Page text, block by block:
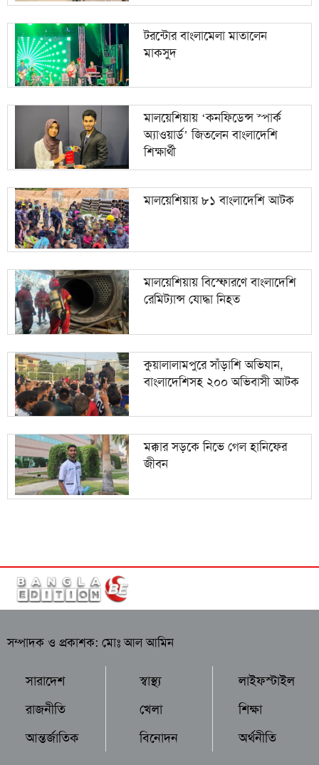
টরন্টোর বাংলামেলা মাতালেন
মাকসুদ
মালয়েশিয়ায় ‘কনফিডেন্স স্পার্ক
অ্যাওয়ার্ড’ জিতলেন বাংলাদেশি
শিক্ষার্থী
মালয়েশিয়ায় ৮১ বাংলাদেশি আটক
মালয়েশিয়ায় বিস্ফোরণে বাংলাদেশি
রেমিট্যান্স যোদ্ধা নিহত
কুয়ালালামপুরে সাঁড়াশি অভিযান,
বাংলাদেশিসহ ২০০ অভিবাসী আটক
মক্কার সড়কে নিভে গেল হানিফের
জীবন
সম্পাদক ও প্রকাশক: মোঃ আল আমিন
সারাদেশ
রাজনীতি
আন্তর্জাতিক
স্বাস্থ্য
খেলা
বিনোদন
লাইফস্টাইল
শিক্ষা
অর্থনীতি